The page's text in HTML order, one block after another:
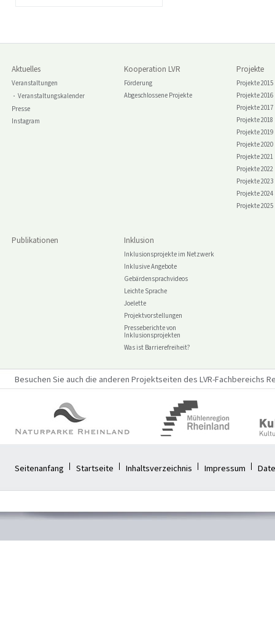
Aktuelles
Veranstaltungen
Veranstaltungskalender
Presse
Instagram
Kooperation LVR
Förderung
Abgeschlossene Projekte
Projekte
Projekte 2015
Projekte 2016
Projekte 2017
Projekte 2018
Projekte 2019
Projekte 2020
Projekte 2021
Projekte 2022
Projekte 2023
Projekte 2024
Projekte 2025
Publikationen Inklusion
Inklusionsprojekte im Netzwerk
Inklusive Angebote
Gebärdensprachvideos
Leichte Sprache
Joelette
Projektvorstellungen
Presseberichte von
Inklusionsprojekten
Was ist Barrierefreiheit?
Besuchen Sie auch die anderen Projektseiten des LVR-Fachbereichs
Seitenanfang Startseite Inhaltsverzeichnis Impressum